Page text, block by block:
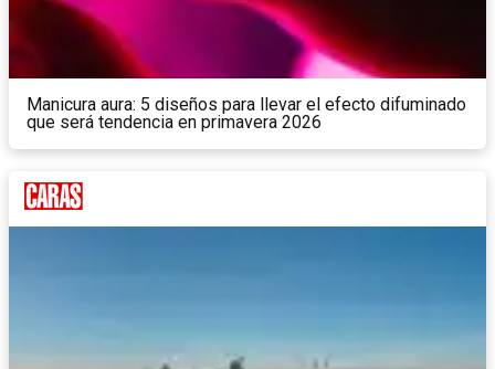
Manicura aura: 5 diseños para llevar el efecto difuminado
que será tendencia en primavera 2026